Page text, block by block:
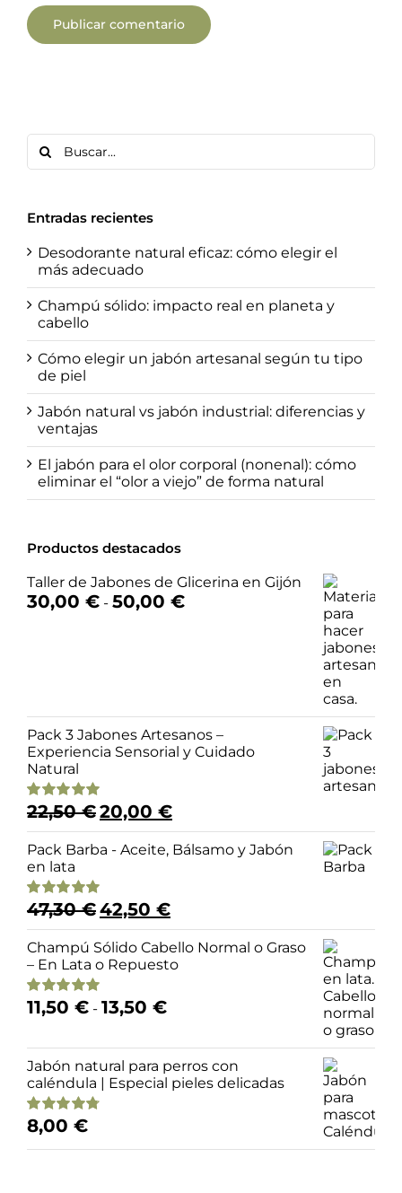
Buscar:
Entradas recientes
Desodorante natural eficaz: cómo elegir el
más adecuado
Champú sólido: impacto real en planeta y
cabello
Cómo elegir un jabón artesanal según tu tipo
de piel
Jabón natural vs jabón industrial: diferencias y
ventajas
El jabón para el olor corporal (nonenal): cómo
eliminar el “olor a viejo” de forma natural
Productos destacados
Taller de Jabones de Glicerina en Gijón
30,00 € - 50,00 €Rango
Pack 3 Jabones Artesanos –
Experiencia Sensorial y Cuidado
Natural
Valorado
4.98
22,50€ El
precio
original
era:
20,00 €El
precio
actual
es:
Pack Barba - Aceite, Bálsamo y Jabón
en lata
Valorado
5.00
47,30€ El
precio
original
era:
47,30 €.
42,50 €El
precio
actual
es:
42,50 €.
Champú Sólido Cabello Normal o Graso
– En Lata o Repuesto
Valorado
con
11,50 € - 13,50 €Rango
11,50 €
hasta
Jabón natural para perros con
caléndula | Especial pieles delicadas
Valorado
con
8,00 €